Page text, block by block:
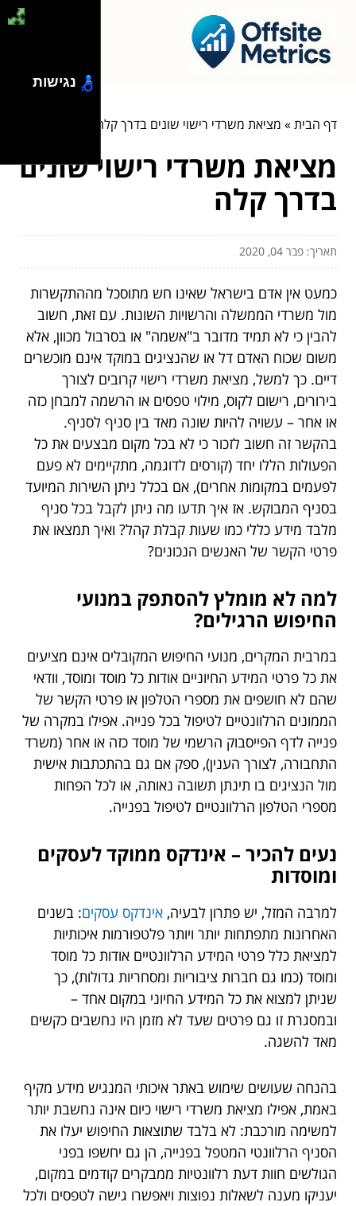
דף הבית» מציאת משרדי רישוי שונים בדרך קלה
מציאת משרדי רישוי שונים
בדרך קלה
תאריך: פבר 04, 2020
כמעט אין אדם בישראל שאינו חש מתוסכל מההתקשרות
מול משרדי הממשלה והרשויות השונות. עם זאת, חשוב
להבין כי לא תמיד מדובר ב"אשמה" או בסרבול מכוון, אלא
משום שכוח האדם דל או שהנציגים במוקד אינם מוכשרים
דיים. כך למשל, מציאת משרדי רישוי קרובים לצורך
בירורים, רישום לקוס, מילוי טפסים או הרשמה למבחן כזה
או אחר – עשויה להיות שונה מאד בין סניף לסניף.
בהקשר זה חשוב לזכור כי לא בכל מקום מבצעים את כל
הפעולות הללו יחד (קורסים לדוגמה, מתקיימים לא פעם
לפעמים במקומות אחרים), אם בכלל ניתן השירות המיועד
בסניף המבוקש. אז איך תדעו מה ניתן לקבל בכל סניף
מלבד מידע כללי כמו שעות קבלת קהל? ואיך תמצאו את
פרטי הקשר של האנשים הנכונים?
למה לא מומלץ להסתפק במנועי
החיפוש הרגילים?
במרבית המקרים, מנועי החיפוש המקובלים אינם מציעים
את כל פרטי המידע החיוניים אודות כל מוסד ומוסד, וודאי
שהם לא חושפים את מספרי הטלפון או פרטי הקשר של
הממונים הרלוונטיים לטיפול בכל פנייה. אפילו במקרה של
פנייה לדף הפייסבוק הרשמי של מוסד כזה או אחר (משרד
התחבורה, לצורך הענין), ספק אם גם בהתכתבות אישית
מול הנציגים בו תינתן תשובה נאותה, או לכל הפחות
מספרי הטלפון הרלוונטיים לטיפול בפנייה.
נעים להכיר – אינדקס ממוקד לעסקים
ומוסדות
למרבה המזל, יש פתרון לבעיה, אינדקס עסקים: בשנים
האחרונות מתפתחות יותר ויותר פלטפורמות איכותיות
למציאת כלל פרטי המידע הרלוונטיים אודות כל מוסד
ומוסד (כמו גם חברות ציבוריות ומסחריות גדולות), כך
שניתן למצוא את כל המידע החיוני במקום אחד –
ובמסגרת זו גם פרטים שעד לא מזמן היו נחשבים כקשים
מאד להשגה.
בהנחה שעושים שימוש באתר איכותי המנגיש מידע מקיף
באמת, אפילו מציאת משרדי רישוי כיום אינה נחשבת יותר
למשימה מורכבת: לא בלבד שתוצאות החיפוש יעלו את
הסניף הרלוונטי המטפל בפנייה, הן גם יחשפו בפני
הגולשים חוות דעת רלוונטיות ממבקרים קודמים במקום,
יעניקו מענה לשאלות נפוצות ויאפשרו גישה לטפסים ולכל
נגישות